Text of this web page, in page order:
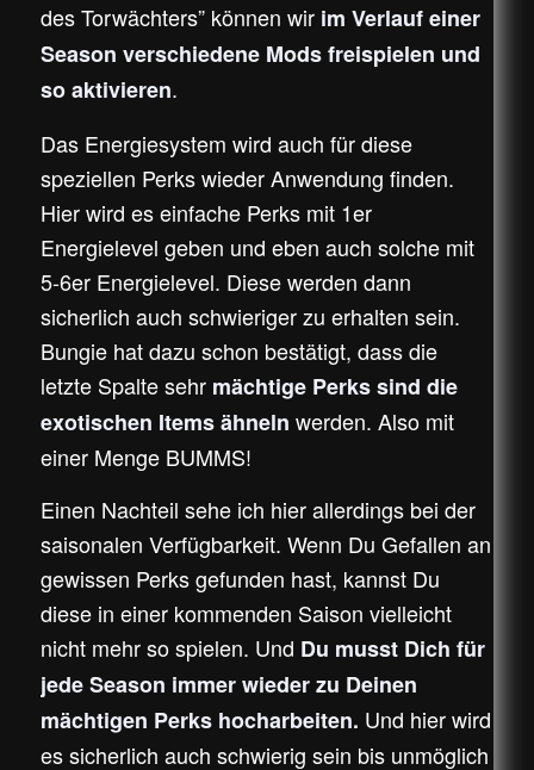
des Torwächters” können wirim Verlauf einer
Season verschiedene Mods freispielen und
so aktivieren.
Das Energiesystem wird auch für diese
speziellen Perks wieder Anwendung finden.
Hier wird es einfache Perks mit 1er
Energielevel geben und eben auch solche mit
5-6er Energielevel. Diese werden dann
sicherlich auch schwieriger zu erhalten sein.
Bungie hat dazu schon bestätigt, dass die
letzte Spalte sehr mächtige Perks sind die
exotischen Items ähneln werden. Also mit
einer Menge BUMMS!
Einen Nachteil sehe ich hier allerdings bei der
saisonalen Verfügbarkeit. Wenn Du Gefallen an
gewissen Perks gefunden hast, kannst Du
diese in einer kommenden Saison vielleicht
nicht mehr so spielen. Und Du musst Dich für
jede Season immer wieder zu Deinen
mächtigen Perks hocharbeiten. Und hier wird
es sicherlich auch schwierig sein bis unmöglich